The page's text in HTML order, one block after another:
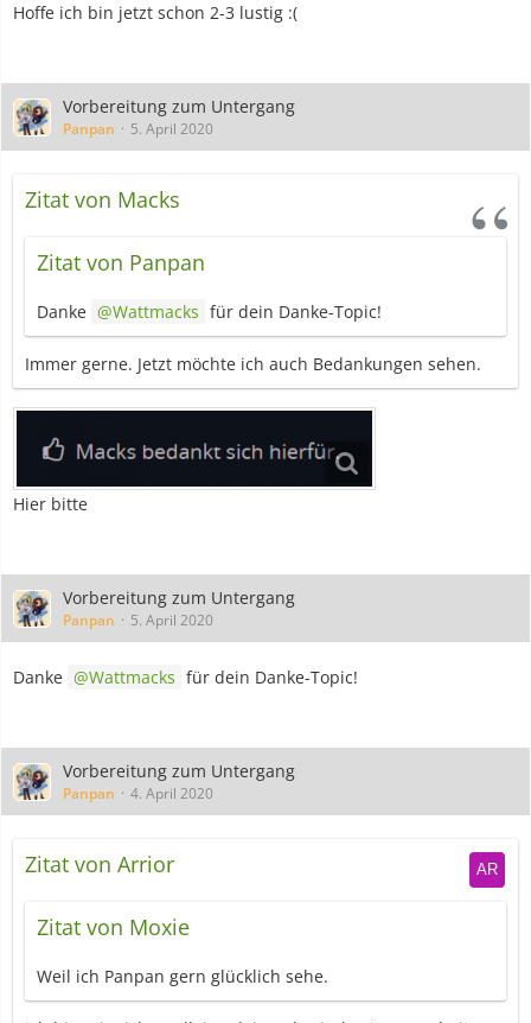
Hoffe ich bin jetzt schon 2-3 lustig :(
Vorbereitung zum Untergang
Panpan 5. April 2020
Zitat von Macks
Zitat von Panpan
Danke Wattmacks für dein Danke-Topic!
Immer gerne. Jetzt möchte ich auch Bedankungen sehen.
Hier bitte
Vorbereitung zum Untergang
Panpan 5. April 2020
Danke Wattmacks für dein Danke-Topic!
Vorbereitung zum Untergang
Panpan 4. April 2020
Zitat von Arrior
Zitat von Moxie
Weil ich Panpan gern glücklich sehe.